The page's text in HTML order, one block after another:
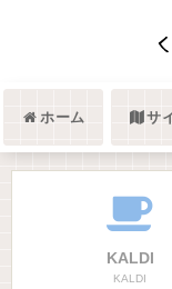
ホーム サ
KALDI
KALDI